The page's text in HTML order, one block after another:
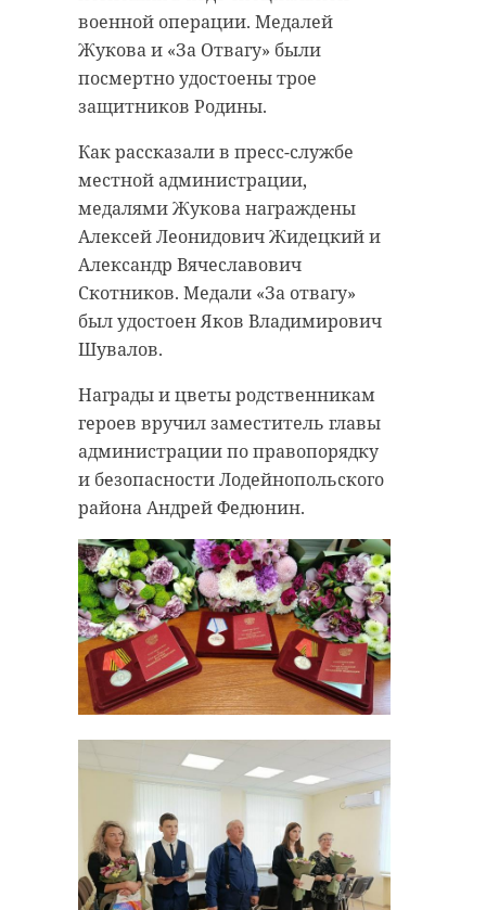
военной операции. Медалей
Жукова и «За Отвагу» были
посмертно удостоены трое
защитников Родины.
Как рассказали в пресс-службе
местной администрации,
медалями Жукова награждены
Алексей Леонидович Жидецкий и
Александр Вячеславович
Скотников. Медали «За отвагу»
был удостоен Яков Владимирович
Шувалов.
Награды и цветы родственникам
героев вручил заместитель главы
администрации по правопорядку
и безопасности Лодейнопольского
района Андрей Федюнин.